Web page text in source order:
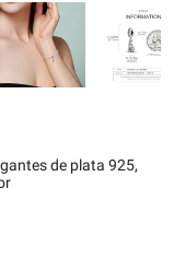
de plata 925,